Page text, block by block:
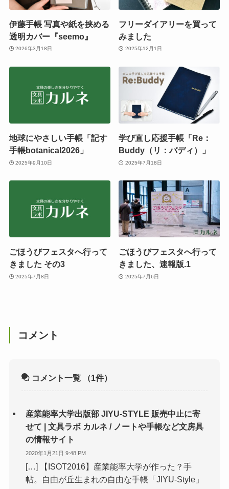
伊藤手帳 写真や紙を挟める
透明カバー『seemo』
2026年3月18日
フリーダイアリーを買って
みました
2025年12月1日
地球にやさしい手帳「記す
手帳botanical2026」
2025年9月10日
学び直し応援手帳「Re：
Buddy（リ：バディ）」
2025年7月18日
ごほうびフェスタへ行って
きました その3
2025年7月8日
ごほうびフェスタへ行って
きました、速報版.1
2025年7月6日
コメント
コメント一覧 （1件）
産業能率大学出版部 JIYU-STYLE 販売中止に寄
せて | 文具ラボ カルネ / ノートや手帳など文房具
の情報サイト
2020年1月21日 9:48 PM
[…] 【ISOT2016】産業能率大学が作った？手
帖。自由が丘生まれの自由な手帳「JIYU-Style」